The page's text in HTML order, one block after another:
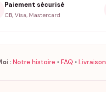
Paiement sécurisé
CB, Visa, Mastercard
:Notre histoire • FAQ • Livraison